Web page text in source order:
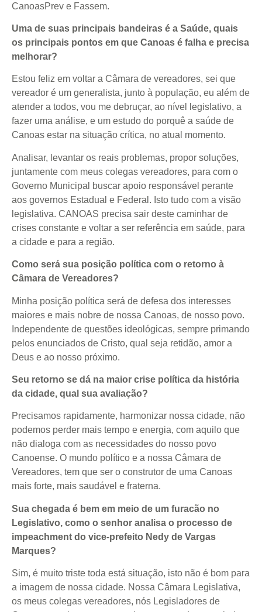
CanoasPrev e Fassem.
Uma de suas principais bandeiras é a Saúde, quais
os principais pontos em que Canoas é falha e precisa
melhorar?
Estou feliz em voltar a Câmara de vereadores, sei que
vereador é um generalista, junto à população, eu além de
atender a todos, vou me debruçar, ao nível legislativo, a
fazer uma análise, e um estudo do porquê a saúde de
Canoas estar na situação crítica, no atual momento.
Analisar, levantar os reais problemas, propor soluções,
juntamente com meus colegas vereadores, para com o
Governo Municipal buscar apoio responsável perante
aos governos Estadual e Federal. Isto tudo com a visão
legislativa. CANOAS precisa sair deste caminhar de
crises constante e voltar a ser referência em saúde, para
a cidade e para a região.
Como será sua posição política com o retorno à
Câmara de Vereadores?
Minha posição política será de defesa dos interesses
maiores e mais nobre de nossa Canoas, de nosso povo.
Independente de questões ideológicas, sempre primando
pelos enunciados de Cristo, qual seja retidão, amor a
Deus e ao nosso próximo.
Seu retorno se dá na maior crise política da história
da cidade, qual sua avaliação?
Precisamos rapidamente, harmonizar nossa cidade, não
podemos perder mais tempo e energia, com aquilo que
não dialoga com as necessidades do nosso povo
Canoense. O mundo político e a nossa Câmara de
Vereadores, tem que ser o construtor de uma Canoas
mais forte, mais saudável e fraterna.
Sua chegada é bem em meio de um furacão no
Legislativo, como o senhor analisa o processo de
impeachment do vice-prefeito Nedy de Vargas
Marques?
Sim, é muito triste toda está situação, isto não é bom para
a imagem de nossa cidade. Nossa Câmara Legislativa,
os meus colegas vereadores, nós Legisladores de